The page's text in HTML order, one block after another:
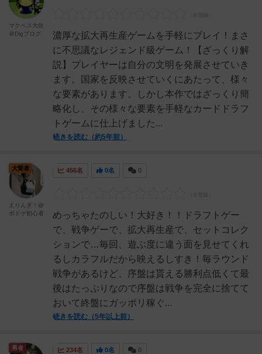
濃厚な拡大再生産ゲームを手軽にプレイ！まさ
に不思議なレジェンド級ゲーム！【ざっくり解
説】プレイヤーは自分の文明を発展させていき
ます。国家を反映させていくにあたって、様々
な要素があります。しかし本作ではざっくり簡
略化し、その様々な要素を手軽なカードドラフ
トゲームに仕上げました...
続きを読む（約5年前）
マクベス大佐
＠Digブログ
456名 0名 0
めっちゃたのしい！大好き！！ドラフトゲー
で、戦争ゲーで、拡大再生産で、セットコレク
ションで…毎回、遊ぶ度に違う面を見せてくれ
るしカラフルだから映えるしすき！毎ラウンド
戦争があるけど、序盤は貰える勝利点低くて最
後はたっぷりなので序盤は戦争を完全に捨てて
おいて終盤にガッポリ稼ぐ...
続きを読む（5年以上前）
大賢者
えりんぎ！@
ボドゲ初心者
234名 0名 0
勇者